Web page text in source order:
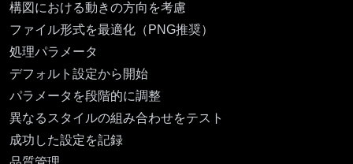
構図における動きの方向を考慮
ファイル形式を最適化（PNG推奨）
処理パラメータ
デフォルト設定から開始
パラメータを段階的に調整
異なるスタイルの組み合わせをテスト
成功した設定を記録